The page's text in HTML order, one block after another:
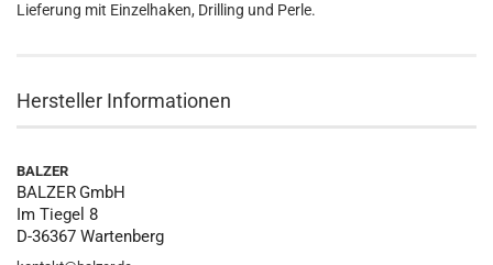
Lieferung mit Einzelhaken, Drilling und Perle.
Hersteller Informationen
BALZER
BALZERGmbH
Im Tiegel 8
D-36367 Wartenberg